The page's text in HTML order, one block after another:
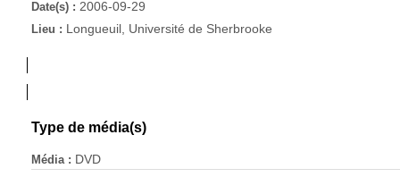
Date(s) : 2006-09-29
Lieu : Longueuil, Université de Sherbrooke
Type de média(s)
Média : DVD